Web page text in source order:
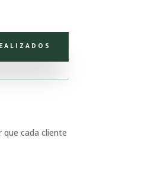
que cada cliente